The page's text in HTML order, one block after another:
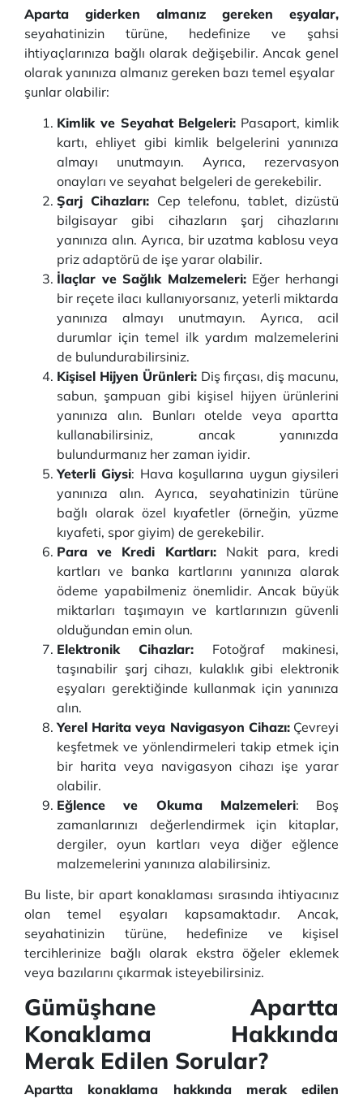
Aparta giderken almanız gereken eşyalar,
seyahatinizin türüne, hedefinize ve şahsi
ihtiyaçlarınıza bağlı olarak değişebilir. Ancak genel
olarak yanınıza almanız gereken bazı temel eşyalar
şunlar olabilir:
Kimlik ve Seyahat Belgeleri: Pasaport, kimlik
kartı, ehliyet gibi kimlik belgelerini yanınıza
almayı unutmayın. Ayrıca, rezervasyon
onayları ve seyahat belgeleri de gerekebilir.
Şarj Cihazları: Cep telefonu, tablet, dizüstü
bilgisayar gibi cihazların şarj cihazlarını
yanınıza alın. Ayrıca, bir uzatma kablosu veya
priz adaptörü de işe yarar olabilir.
İlaçlar ve Sağlık Malzemeleri: Eğer herhangi
bir reçete ilacı kullanıyorsanız, yeterli miktarda
yanınıza almayı unutmayın. Ayrıca, acil
durumlar için temel ilk yardım malzemelerini
de bulundurabilirsiniz.
Kişisel Hijyen Ürünleri: Diş fırçası, diş macunu,
sabun, şampuan gibi kişisel hijyen ürünlerini
yanınıza alın. Bunları otelde veya apartta
kullanabilirsiniz, ancak yanınızda
bulundurmanız her zaman iyidir.
Yeterli Giysi: Hava koşullarına uygun giysileri
yanınıza alın. Ayrıca, seyahatinizin türüne
bağlı olarak özel kıyafetler (örneğin, yüzme
kıyafeti, spor giyim) de gerekebilir.
Para ve Kredi Kartları: Nakit para, kredi
kartları ve banka kartlarını yanınıza alarak
ödeme yapabilmeniz önemlidir. Ancak büyük
miktarları taşımayın ve kartlarınızın güvenli
olduğundan emin olun.
Elektronik Cihazlar: Fotoğraf makinesi,
taşınabilir şarj cihazı, kulaklık gibi elektronik
eşyaları gerektiğinde kullanmak için yanınıza
alın.
Yerel Harita veya Navigasyon Cihazı:Çevreyi
keşfetmek ve yönlendirmeleri takip etmek için
bir harita veya navigasyon cihazı işe yarar
olabilir.
Eğlence ve Okuma Malzemeleri: Boş
zamanlarınızı değerlendirmek için kitaplar,
dergiler, oyun kartları veya diğer eğlence
malzemelerini yanınıza alabilirsiniz.
Bu liste, bir apart konaklaması sırasında ihtiyacınız
olan temel eşyaları kapsamaktadır. Ancak,
seyahatinizin türüne, hedefinize ve kişisel
tercihlerinize bağlı olarak ekstra öğeler eklemek
veya bazılarını çıkarmak isteyebilirsiniz.
Gümüşhane Apartta
Konaklama Hakkında
Merak Edilen Sorular?
Apartta konaklama hakkında merak edilen